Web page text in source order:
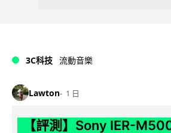
3C科技 流動音樂
Lawton 1 日
【評測】Sony IER-